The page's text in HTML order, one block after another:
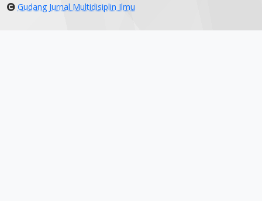
Gudang Jurnal Multidisiplin Ilmu